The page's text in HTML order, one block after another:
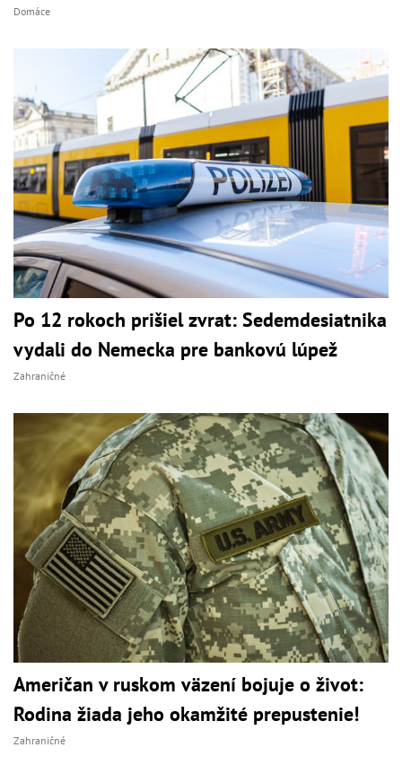
Domáce
Po 12 rokoch prišiel zvrat: Sedemdesiatnika
vydali do Nemecka pre bankovú lúpež
Zahraničné
Američan v ruskom väzení bojuje o život:
Rodina žiada jeho okamžité prepustenie!
Zahraničné